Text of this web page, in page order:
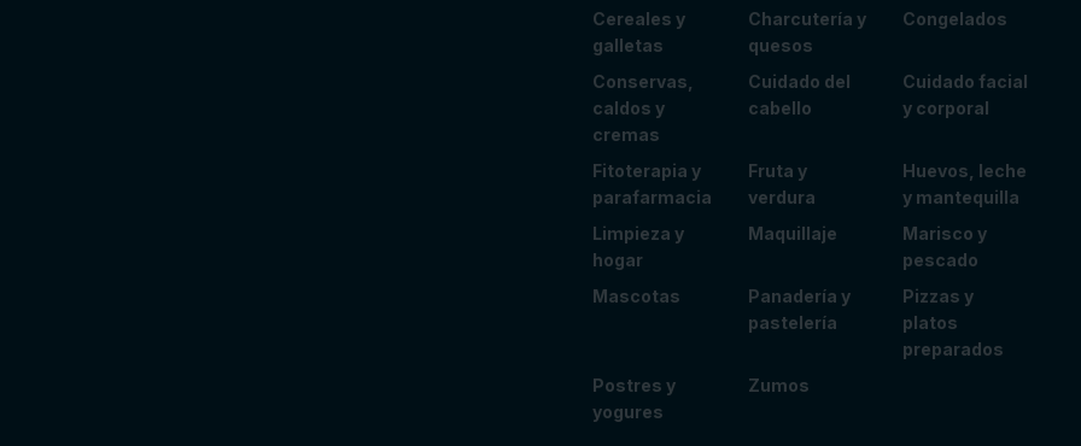
Cereales y
galletas
Charcutería y
quesos
Congelados
Conservas,
caldos y
cremas
Cuidado del
cabello
Cuidado facial
y corporal
Fitoterapia y
parafarmacia
Fruta y
verdura
Huevos, leche
y mantequilla
Limpieza y
hogar
Maquillaje
Marisco y
pescado
Mascotas
Panadería y
pastelería
Pizzas y
platos
preparados
Postres y
yogures
Zumos